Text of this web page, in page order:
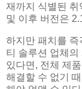
재까지 식별된
및 이후 버전은
하지만 패치를
티 솔루션 업체
있다면, 전체 제
해결할 수 없기